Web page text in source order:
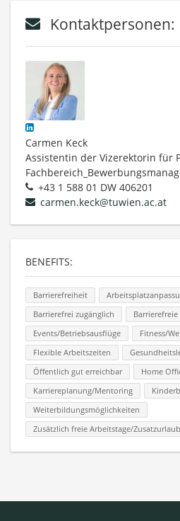
Kontaktpersonen:
Carmen Keck
Assistentin der Vizerektorin für
+43 1 588 01 DW 406201
carmen.keck@tuwien.ac.at
BENEFITS:
Barrierefreiheit
Barrierefrei zugänglich
Events/Betriebsausflüge
Fitness/
Flexible Arbeitszeiten
Öffentlich gut erreichbar
Home
Karriereplanung/Mentoring
Weiterbildungsmöglichkeiten
Zusätzlich freie Arbeitstage/Zusatzurlaub